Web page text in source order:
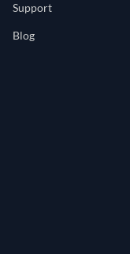
Support
Blog